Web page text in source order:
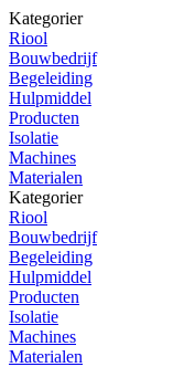
Kategorier
Riool
Bouwbedrijf
Begeleiding
Hulpmiddel
Producten
Isolatie
Machines
Materialen
Kategorier
Riool
Bouwbedrijf
Begeleiding
Hulpmiddel
Producten
Isolatie
Machines
Materialen